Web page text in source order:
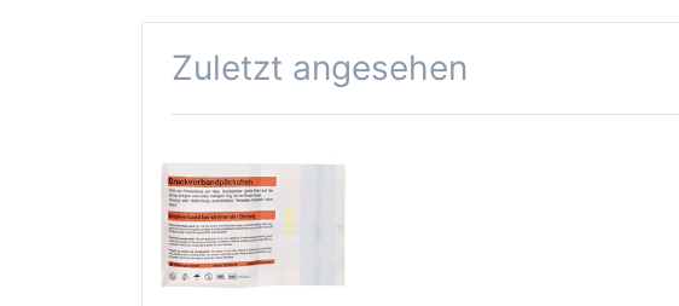
Zuletzt angesehen